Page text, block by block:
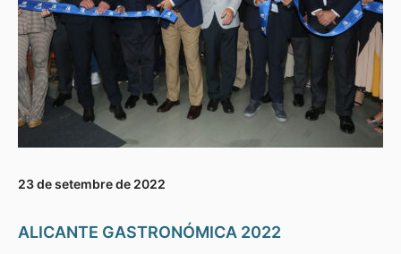
23 de setembre de 2022
ALICANTE GASTRONÓMICA 2022